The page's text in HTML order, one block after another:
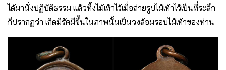
ได้มานั่งปฏิบัติธรรม แล้วทิ้งไม้เท้าไว้เมื่อถ่ายรูปไม้เท้าไว้เป็นที่ระลึก
ก็ปรากฏว่า เกิดมีรัศมีขึ้นในภาพนั้นเป็นวงล้อมรอบไม้เท้าของท่าน